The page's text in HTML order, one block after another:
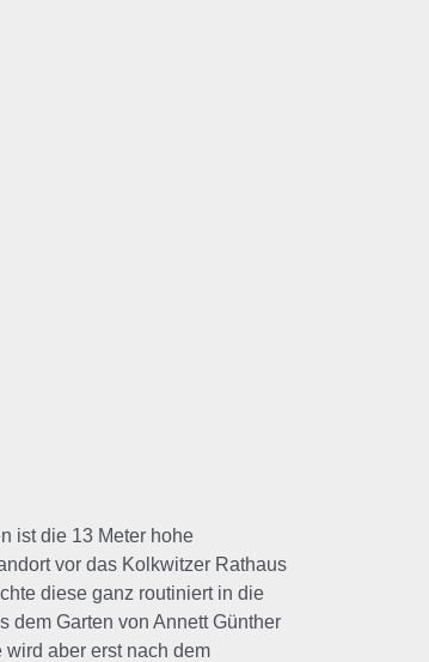
ist die 13 Meter hohe
vor das Kolkwitzer Rathaus
diese ganz routiniert in die
dem Garten von Annett Günther
aber erst nach dem